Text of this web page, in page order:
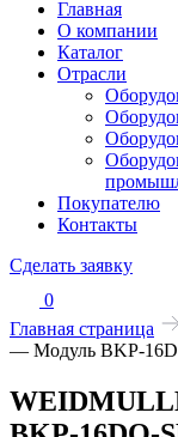
Главная
О компании
Каталог
Отрасли
Покупателю
Контакты
Сделать заявку
0
Главная страница
— Модуль BKP-